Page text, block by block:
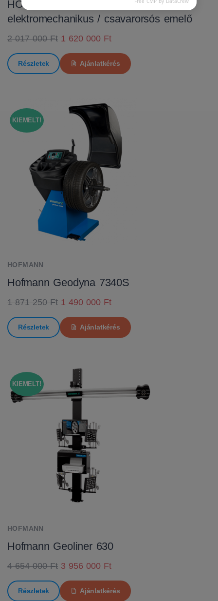
HOFMANN MTF 3000 C
elektromechanikus / csavarorsós emelő
2 017 000 Ft 1 620 000 Ft
Részletek Ajánlatkérés
KIEMELT!
HOFMANN
Hofmann Geodyna 7340S
1 871 250 Ft 1 490 000 Ft
Részletek Ajánlatkérés
KIEMELT!
HOFMANN
Hofmann Geoliner 630
4 654 000 Ft 3 956 000 Ft
Részletek Ajánlatkérés